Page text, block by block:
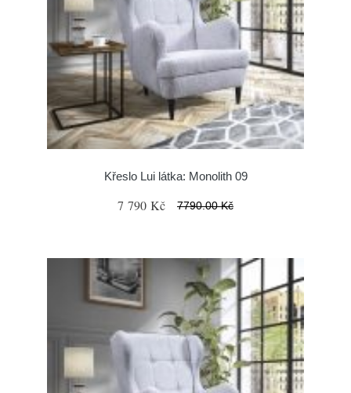
Křeslo Lui látka: Monolith 09
7 790 Kč 7790.00 Kč